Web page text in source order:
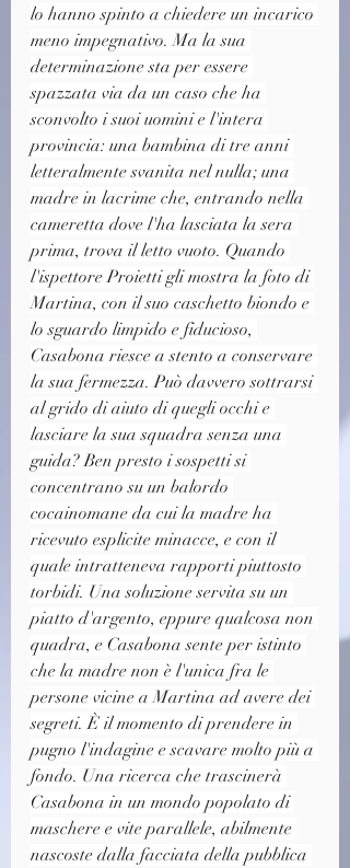
lo hanno spinto a chiedere un incarico
meno impegnativo. Ma la sua
determinazione sta per essere
spazzata via da un caso che ha
sconvolto i suoi uomini e l'intera
provincia: una bambina di tre anni
letteralmente svanita nel nulla; una
madre in lacrime che, entrando nella
cameretta dove l'ha lasciata la sera
prima, trova il letto vuoto. Quando
l'ispettore Proietti gli mostra la foto di
Martina, con il suo caschetto biondo e
lo sguardo limpido e fiducioso,
Casabona riesce a stento a conservare
la sua fermezza. Può davvero sottrarsi
al grido di aiuto di quegli occhi e
lasciare la sua squadra senza una
guida? Ben presto i sospetti si
concentrano su un balordo
cocainomane da cui la madre ha
ricevuto esplicite minacce, e con il
quale intratteneva rapporti piuttosto
torbidi. Una soluzione servita su un
piatto d'argento, eppure qualcosa non
quadra, e Casabona sente per istinto
che la madre non è l'unica fra le
persone vicine a Martina ad avere dei
segreti. È il momento di prendere in
pugno l'indagine e scavare molto più a
fondo. Una ricerca che trascinerà
Casabona in un mondo popolato di
maschere e vite parallele, abilmente
nascoste dalla facciata della pubblica